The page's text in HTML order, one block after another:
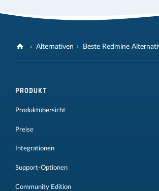
Alternativen Beste Redmine
PRODUKT
Produktübersicht
Preise
Integrationen
Support-Optionen
Community Edition